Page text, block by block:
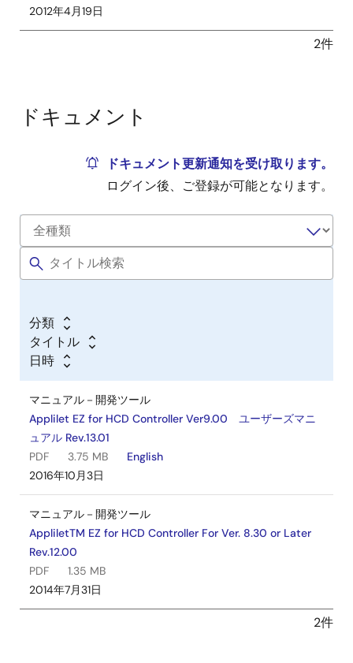
2012年4月19日
2件
ドキュメント
ドキュメント更新通知を受け取ります。
ログイン後、ご登録が可能となります。
分類
タイトル
日時
マニュアル－開発ツール
Applilet EZ for HCD Controller Ver9.00 ユーザーズマニ
ュアル Rev.13.01
PDF
3.75 MB
English
2016年10月3日
マニュアル－開発ツール
AppliletTM EZ for HCD Controller For Ver. 8.30 or Later
Rev.12.00
PDF
1.35 MB
2014年7月31日
2件